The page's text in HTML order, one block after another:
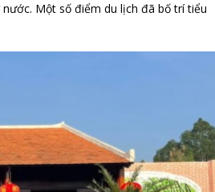
Một số điểm du lịch đã bố trí tiểu